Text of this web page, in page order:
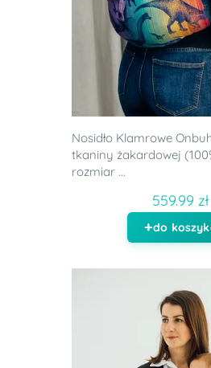
Nosidło Klamrowe
tkaniny żakardowej
rozmiar ...
559.99 zł
do